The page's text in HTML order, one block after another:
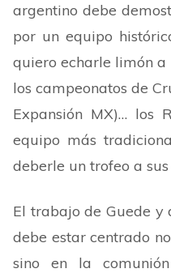
argentino debe
por un equipo
quiero echarle limón a
los campeonatos de
Expansión MX)… los
equipo más
deberle un trofeo a
El trabajo de Guede
debe estar centrado
sino en la